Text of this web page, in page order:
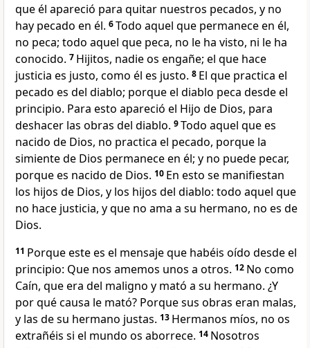
que él apareció para quitar nuestros pecados, y no
hay pecado en él. 6Todo aquel que permanece en él,
no peca; todo aquel que peca, no le ha visto, ni le ha
conocido. 7 Hijitos, nadie os engañe; el que hace
justicia es justo, como él es justo. 8 El que practica el
pecado es del diablo; porque el diablo peca desde el
principio. Para esto apareció el Hijo de Dios, para
deshacer las obras del diablo. 9Todo aquel que es
nacido de Dios, no practica el pecado, porque la
simiente de Dios permanece en él; y no puede pecar,
porque es nacido de Dios. 10 En esto se manifiestan
los hijos de Dios, y los hijos del diablo: todo aquel que
no hace justicia, y que no ama a su hermano, no es de
Dios.
11 Porque este es el mensaje que habéis oído desde el
principio: Que nos amemos unos a otros. 12 No como
Caín, que era del maligno y mató a su hermano. ¿Y
por qué causa le mató? Porque sus obras eran malas,
y las de su hermano justas. 13 Hermanos míos, no os
extrañéis si el mundo os aborrece. 14 Nosotros